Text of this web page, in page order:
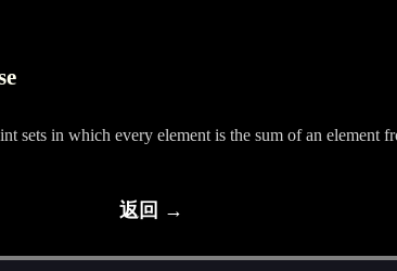
sets in which every element is the sum of an element
返回 →